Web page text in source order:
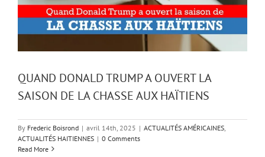
QUAND DONALD TRUMP A OUVERT LA
SAISON DE LA CHASSE AUX HAÏTIENS
By Frederic Boisrond | avril 14th, 2025 | ACTUALITÉS AMÉRICAINES
ACTUALITÉS HAITIENNES | 0 Comments
Read More